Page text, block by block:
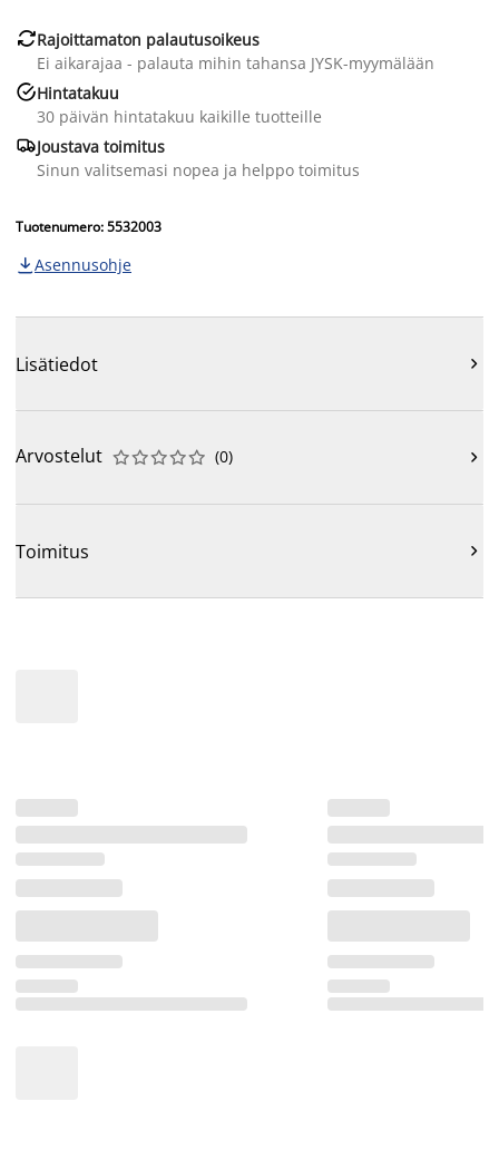
Rajoittamaton palautusoikeus
Ei aikarajaa - palauta mihin tahansa JYSK-myymälään
Hintatakuu
30 päivän hintatakuu kaikille tuotteille
Joustava toimitus
Sinun valitsemasi nopea ja helppo toimitus
Tuotenumero: 5532003
 Asennusohje
Lisätiedot 
Arvostelut 




 (0) 
Toimitus 